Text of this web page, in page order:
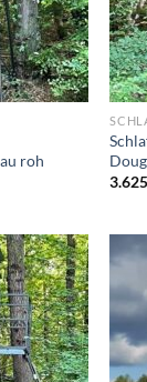
roh
Add to
wishlist